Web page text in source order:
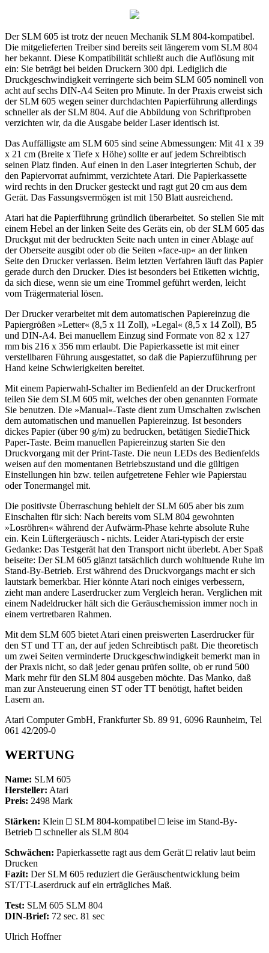
Der SLM 605 ist trotz der neuen Mechanik SLM 804-kompatibel.
Die mitgelieferten Treiber sind bereits seit längerem vom SLM 804
her bekannt. Diese Kompatibilität schließt auch die Auflösung mit
ein: Sie beträgt bei beiden Druckern 300 dpi. Lediglich die
Druckgeschwindigkeit verringerte sich beim SLM 605 nominell von
acht auf sechs DIN-A4 Seiten pro Minute. In der Praxis erweist sich
der SLM 605 wegen seiner durchdachten Papierführung allerdings
schneller als der SLM 804. Auf die Abbildung von Schriftproben
verzichten wir, da die Ausgabe beider Laser identisch ist.
Das Auffälligste am SLM 605 sind seine Abmessungen: Mit 41 x 39
x 21 cm (Breite x Tiefe x Höhe) sollte er auf jedem Schreibtisch
seinen Platz finden. Auf einen in den Laser integrierten Schub, der
den Papiervorrat aufnimmt, verzichtete Atari. Die Papierkassette
wird rechts in den Drucker gesteckt und ragt gut 20 cm aus dem
Gerät. Das Fassungsvermögen ist mit 150 Blatt ausreichend.
Atari hat die Papierführung gründlich überarbeitet. So stellen Sie mit
einem Hebel an der linken Seite des Geräts ein, ob der SLM 605 das
Druckgut mit der bedruckten Seite nach unten in einer Ablage auf
der Oberseite ausgibt oder ob die Seiten »face-up« an der linken
Seite den Drucker verlassen. Beim letzten Verfahren läuft das Papier
gerade durch den Drucker. Dies ist besonders bei Etiketten wichtig,
da sich diese, wenn sie um eine Trommel geführt werden, leicht
vom Trägermaterial lösen.
Der Drucker verarbeitet mit dem automatischen Papiereinzug die
Papiergrößen »Letter« (8,5 x 11 Zoll), »Legal« (8,5 x 14 Zoll), B5
und DIN-A4. Bei manuellem Einzug sind Formate von 82 x 127
mm bis 216 x 356 mm erlaubt. Die Papierkassette ist mit einer
verstellbaren Führung ausgestattet, so daß die Papierzuführung per
Hand keine Schwierigkeiten bereitet.
Mit einem Papierwahl-Schalter im Bedienfeld an der Druckerfront
teilen Sie dem SLM 605 mit, welches der oben genannten Formate
Sie benutzen. Die »Manual«-Taste dient zum Umschalten zwischen
dem automatischen und manuellen Papiereinzug. Ist besonders
dickes Papier (über 90 g/m) zu bedrucken, betätigen SiedieThick
Paper-Taste. Beim manuellen Papiereinzug starten Sie den
Druckvorgang mit der Print-Taste. Die neun LEDs des Bedienfelds
weisen auf den momentanen Betriebszustand und die gültigen
Einstellungen hin bzw. teilen aufgetretene Fehler wie Papierstau
oder Tonermangel mit.
Die positivste Überraschung behielt der SLM 605 aber bis zum
Einschalten für sich: Nach bereits vom SLM 804 gewohnten
»Losröhren« während der Aufwärm-Phase kehrte absolute Ruhe
ein. Kein Lüftergeräusch - nichts. Leider Atari-typisch der erste
Gedanke: Das Testgerät hat den Transport nicht überlebt. Aber Spaß
beiseite: Der SLM 605 glänzt tatsächlich durch wohltuende Ruhe im
Stand-By-Betrieb. Erst während des Druckvorgangs macht er sich
lautstark bemerkbar. Hier könnte Atari noch einiges verbessern,
zieht man andere Laserdrucker zum Vergleich heran. Verglichen mit
einem Nadeldrucker hält sich die Geräuschemission immer noch in
einem vertretbaren Rahmen.
Mit dem SLM 605 bietet Atari einen preiswerten Laserdrucker für
den ST und TT an, der auf jeden Schreibtisch paßt. Die theoretisch
um zwei Seiten verminderte Druckgeschwindigkeit bemerkt man in
der Praxis nicht, so daß jeder genau prüfen sollte, ob er rund 500
Mark mehr für den SLM 804 ausgeben möchte. Das Manko, daß
man zur Ansteuerung einen ST oder TT benötigt, haftet beiden
Lasern an.
Atari Computer GmbH, Frankfurter Sb. 89 91, 6096 Raunheim, Tel
061 42/209-0
WERTUNG
Name: SLM 605
Hersteller: Atari
Preis: 2498 Mark
Stärken: Klein □ SLM 804-kompatibel □ leise im Stand-By-
Betrieb □ schneller als SLM 804
Schwächen: Papierkassette ragt aus dem Gerät □ relativ laut beim
Drucken
Fazit: Der SLM 605 reduziert die Geräuschentwicklung beim
ST/TT-Laserdruck auf ein erträgliches Maß.
Test: SLM 605 SLM 804
DIN-Brief: 72 sec. 81 sec
Ulrich Hoffner